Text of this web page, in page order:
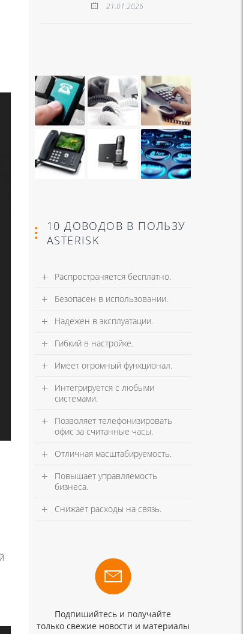
21.01.2026
10 ДОВОДОВ В ПОЛЬЗУ
ASTERISK
Распространяется бесплатно.
Безопасен в использовании.
Надежен в эксплуатации.
Гибкий в настройке.
Имеет огромный функционал.
Интегрируется с любыми
системами.
Позволяет телефонизировать
офис за считанные часы.
Отличная масштабируемость.
Повышает управляемость
бизнеса.
Снижает расходы на связь.
Подпишийтесь и получайте
только свежие новости и материалы